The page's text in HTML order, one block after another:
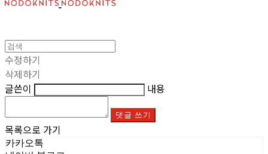
수정하기
삭제하기
글쓴이
내용
댓글 쓰기
목록으로 가기
카카오톡